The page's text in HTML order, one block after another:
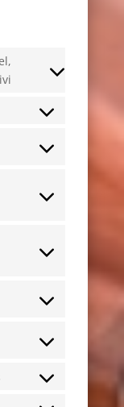
Consent
service
recaptcha
Consent
service
Consent
service
Consent
cleantalk-
protect
Consent
service
Consent
service
(elegant-
Consent
service
Consent